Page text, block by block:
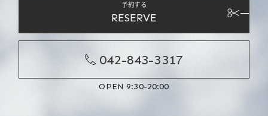
予約する
RESERVE
042-843-3317
OPEN 9:30-20:00